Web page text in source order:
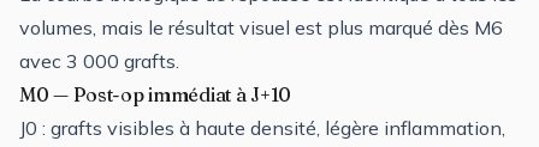
volumes, mais le résultat visuel est plus marqué dès M6
avec 3 000 grafts.
M0 — Post-op immédiat à J+10
J0 : grafts visibles à haute densité, légère inflammation,